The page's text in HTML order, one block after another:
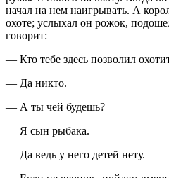
начал на нем наигрывать. А
охоте; услыхал он рожок,
говорит:
— Кто тебе здесь позволил
— Да никто.
— А ты чей будешь?
— Я сын рыбака.
— Да ведь у него детей нету.